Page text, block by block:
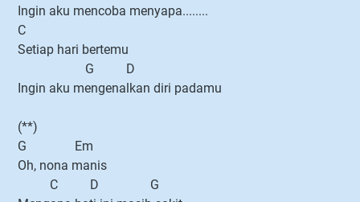
Ingin aku mencoba menyapa........
C
Setiap hari bertemu
G D
Ingin aku mengenalkan diri padamu
(**)
G Em
Oh, nona manis
C D G